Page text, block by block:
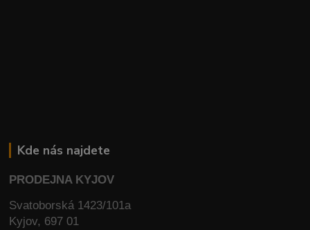
Kde nás najdete
PRODEJNA KYJOV
Svatoborská 1423/101a
Kyjov, 697 01